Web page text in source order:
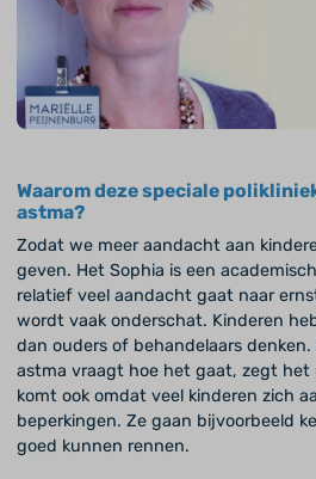
Waarom deze speciale
astma?
Zodat we meer aandacht aan
geven. Het Sophia is een
relatief veel aandacht gaat naar
wordt vaak onderschat. Kinderen
dan ouders of behandelaars
astma vraagt hoe het gaat, zegt het
komt ook omdat veel kinderen zich
beperkingen. Ze gaan bijvoorbeeld
goed kunnen rennen.